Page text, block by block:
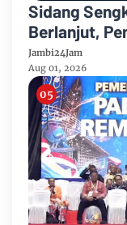
Sidang
Berlanjut,
Dugaan
Organisasi
Jambi24Jam
Aug 01, 2026